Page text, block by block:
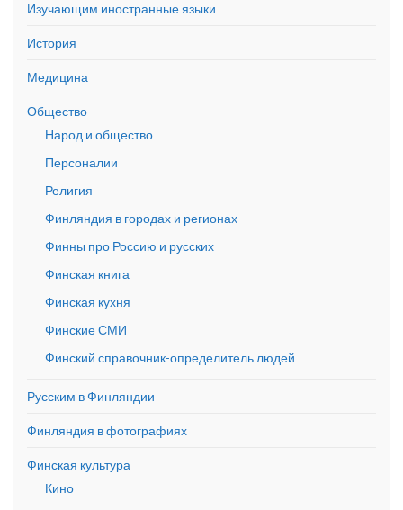
Изучающим иностранные языки
История
Медицина
Общество
Народ и общество
Персоналии
Религия
Финляндия в городах и регионах
Финны про Россию и русских
Финская книга
Финская кухня
Финские СМИ
Финский справочник-определитель людей
Русским в Финляндии
Финляндия в фотографиях
Финская культура
Кино